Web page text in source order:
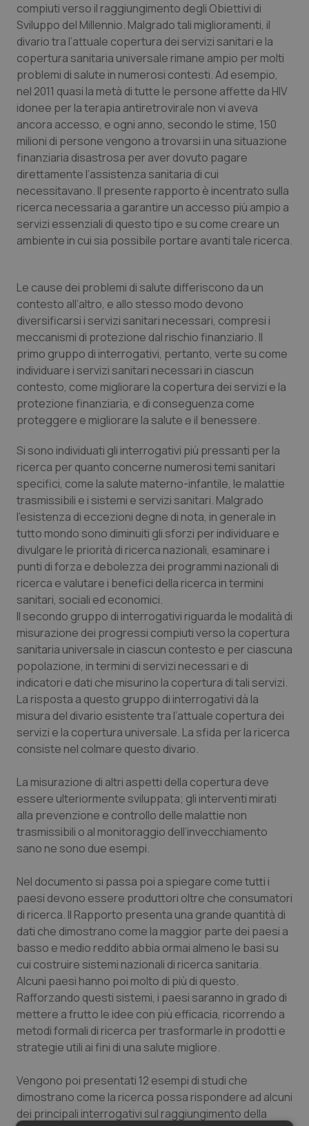
Puglia
Sardegna
Sicilia
Toscana
Umbria
Valle D’Aosta
Veneto
Malattie rare
Malattia di Crohn & Rettocolite Ulcerosa
Neuroscienze & patologie neurodegenerative
Obesità
Oftalmologia
Oncodermatologia
Oncoematologia
Psoriasi & pelle
Quotidiano Cardiologia
Quotidiano Chirurgia
Quotidiano Oncologia
Quotidiano Pediatria
Rene & patologie urogenitali
Salute orale & impianti
Sangue & coagulazione
Tiroide
Tumore al seno
Tumore ovarico
Tumori del Polmone & Testa Collo
Tumori gastrointestinali
Ulcera & Reflusso
Vaccini
compiuti verso il raggiungimento degli Obiettivi di
Sviluppo del Millennio. Malgrado tali miglioramenti, il
divario tra l’attuale copertura dei servizi sanitari e la
copertura sanitaria universale rimane ampio per molti
problemi di salute in numerosi contesti. Ad esempio,
nel 2011 quasi la metà di tutte le persone affette da HIV
idonee per la terapia antiretrovirale non vi aveva
ancora accesso, e ogni anno, secondo le stime, 150
milioni di persone vengono a trovarsi in una situazione
finanziaria disastrosa per aver dovuto pagare
direttamente l’assistenza sanitaria di cui
necessitavano. Il presente rapporto è incentrato sulla
ricerca necessaria a garantire un accesso più ampio a
servizi essenziali di questo tipo e su come creare un
ambiente in cui sia possibile portare avanti tale ricerca.
Le cause dei problemi di salute differiscono da un
contesto all’altro, e allo stesso modo devono
diversificarsi i servizi sanitari necessari, compresi i
meccanismi di protezione dal rischio finanziario. Il
primo gruppo di interrogativi, pertanto, verte su come
individuare i servizi sanitari necessari in ciascun
contesto, come migliorare la copertura dei servizi e la
protezione finanziaria, e di conseguenza come
proteggere e migliorare la salute e il benessere.
Si sono individuati gli interrogativi più pressanti per la
ricerca per quanto concerne numerosi temi sanitari
specifici, come la salute materno-infantile, le malattie
trasmissibili e i sistemi e servizi sanitari. Malgrado
l’esistenza di eccezioni degne di nota, in generale in
tutto mondo sono diminuiti gli sforzi per individuare e
divulgare le priorità di ricerca nazionali, esaminare i
punti di forza e debolezza dei programmi nazionali di
ricerca e valutare i benefici della ricerca in termini
sanitari, sociali ed economici.
Il secondo gruppo di interrogativi riguarda le modalità di
misurazione dei progressi compiuti verso la copertura
sanitaria universale in ciascun contesto e per ciascuna
popolazione, in termini di servizi necessari e di
indicatori e dati che misurino la copertura di tali servizi.
La risposta a questo gruppo di interrogativi dà la
misura del divario esistente tra l’attuale copertura dei
servizi e la copertura universale. La sfida per la ricerca
consiste nel colmare questo divario.
La misurazione di altri aspetti della copertura deve
essere ulteriormente sviluppata; gli interventi mirati
alla prevenzione e controllo delle malattie non
trasmissibili o al monitoraggio dell’invecchiamento
sano ne sono due esempi.
Nel documento si passa poi a spiegare come tutti i
paesi devono essere produttori oltre che consumatori
di ricerca. Il Rapporto presenta una grande quantità di
dati che dimostrano come la maggior parte dei paesi a
basso e medio reddito abbia ormai almeno le basi su
cui costruire sistemi nazionali di ricerca sanitaria.
Alcuni paesi hanno poi molto di più di questo.
Rafforzando questi sistemi, i paesi saranno in grado di
mettere a frutto le idee con più efficacia, ricorrendo a
metodi formali di ricerca per trasformarle in prodotti e
strategie utili ai fini di una salute migliore.
Vengono poi presentati 12 esempi di studi che
dimostrano come la ricerca possa rispondere ad alcuni
dei principali interrogativi sul raggiungimento della